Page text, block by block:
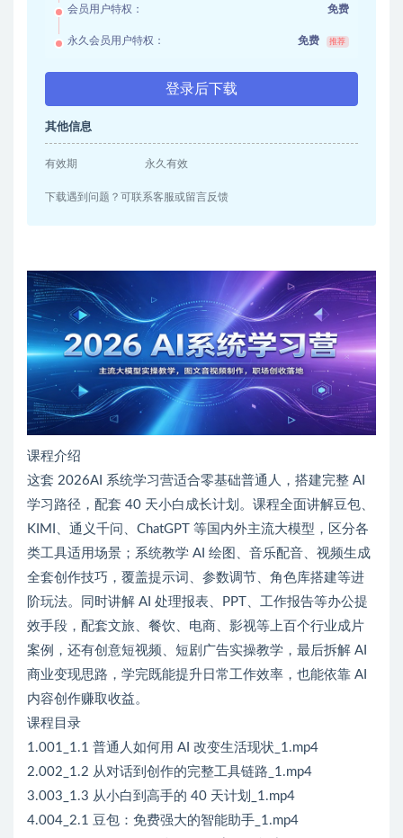
会员用户特权： 免费
永久会员用户特权： 免费 推荐
登录后下载
其他信息
有效期 永久有效
下载遇到问题？可联系客服或留言反馈
课程介绍
这套 2026AI 系统学习营适合零基础普通人，搭建完整 AI
学习路径，配套 40 天小白成长计划。课程全面讲解豆包、
KIMI、通义千问、ChatGPT 等国内外主流大模型，区分各
类工具适用场景；系统教学 AI 绘图、音乐配音、视频生成
全套创作技巧，覆盖提示词、参数调节、角色库搭建等进
阶玩法。同时讲解 AI 处理报表、PPT、工作报告等办公提
效手段，配套文旅、餐饮、电商、影视等上百个行业成片
案例，还有创意短视频、短剧广告实操教学，最后拆解 AI
商业变现思路，学完既能提升日常工作效率，也能依靠 AI
内容创作赚取收益。
课程目录
1.001_1.1 普通人如何用 AI 改变生活现状_1.mp4
2.002_1.2 从对话到创作的完整工具链路_1.mp4
3.003_1.3 从小白到高手的 40 天计划_1.mp4
4.004_2.1 豆包：免费强大的智能助手_1.mp4